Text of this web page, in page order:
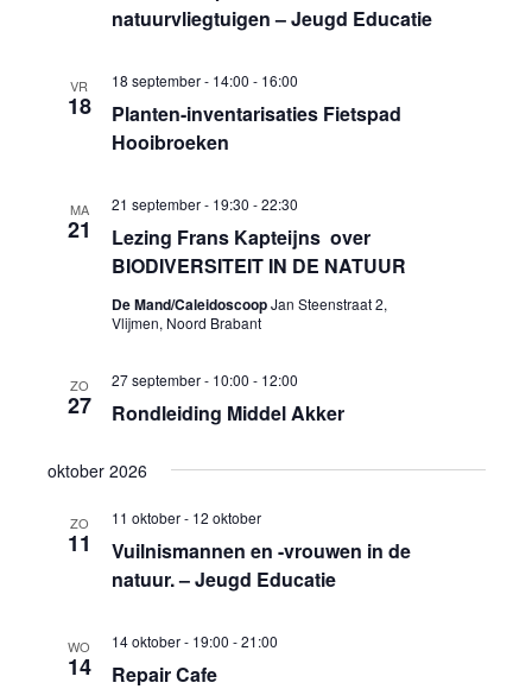
natuurvliegtuigen – Jeugd Educatie
VR
18
Planten-inventarisaties Fietspad
Hooibroeken
18 september - 14:00 - 16:00
MA
21
Lezing Frans Kapteijns over
BIODIVERSITEIT IN DE NATUUR
21 september - 19:30 -22:30
De Mand/CaleidoscoopJan Steenstraat 2,
Vlijmen, Noord Brabant
ZO
27 Rondleiding Middel Akker
27 september - 10:00 - 12:00
oktober 2026
ZO
11
Vuilnismannen en -vrouwen in de
natuur. – Jeugd Educatie
11 oktober- 12 oktober
WO
14 Repair Cafe
14 oktober - 19:00 -21:00